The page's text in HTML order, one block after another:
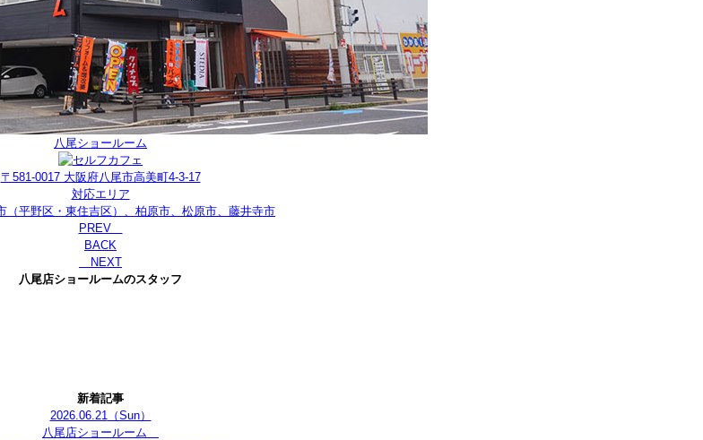
八尾ショールーム
〒581-0017 大阪府八尾市高美町4-3-17
対応エリア
（平野区・東住吉区）、柏原市、松原市、藤井寺市
PREV
BACK
NEXT
八尾店ショールームのスタッフ
新着記事
2026.06.21（Sun）
八尾店ショールーム